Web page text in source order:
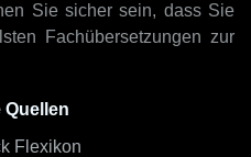
Sie sicher sein, dass Sie
Fachübersetzungen zur
Quellen
Flexikon